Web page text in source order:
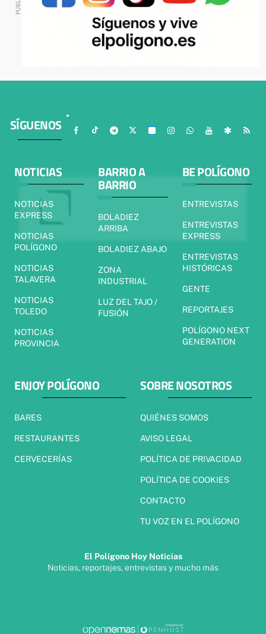
SÍGUENOS
NOTICIAS
NOTICIAS
EXPRESS
NOTICIAS
POLÍGONO
NOTICIAS
TALAVERA
NOTICIAS
TOLEDO
NOTICIAS
PROVINCIA
BARRIO A
BARRIO
BOLADIEZ
ARRIBA
BOLADIEZ ABAJO
ZONA
INDUSTRIAL
LUZ DEL TAJO /
FUSIÓN
BE POLÍGONO
ENTREVISTAS
ENTREVISTAS
EXPRESS
ENTREVISTAS
HISTÓRICAS
GENTE
REPORTAJES
POLÍGONO NEXT
GENERATION
ENJOY POLÍGONO
BARES
RESTAURANTES
CERVECERÍAS
SOBRE NOSOTROS
QUIÉNES SOMOS
AVISO LEGAL
POLÍTICA DE PRIVACIDAD
POLÍTICA DE COOKIES
CONTACTO
TU VOZ EN EL POLÍGONO
El Polígono Hoy Noticias
Noticias, reportajes, entrevistas y mucho más